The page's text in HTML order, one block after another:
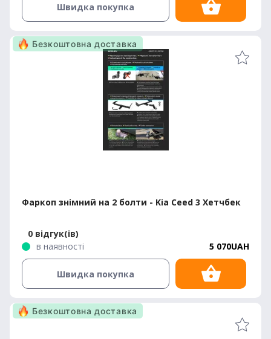
Швидка покупка
Фаркоп знімний на 2 болти - Kia Ceed 3 Хетчбек
0 відгук(ів)
в наявності
5 070UAH
Безкоштовна доставка
Швидка покупка
Безкоштовна доставка